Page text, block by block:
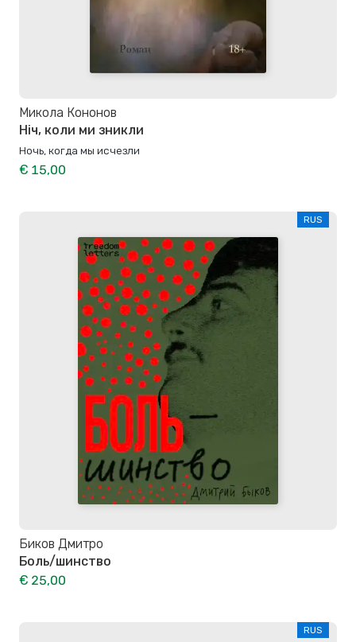
Микола Кононов
Ніч, коли ми зникли
Ночь, когда мы исчезли
€ 15,00
RUS
Биков Дмитро
Боль/шинство
€ 25,00
RUS